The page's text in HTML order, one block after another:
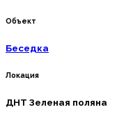
Объект
Беседка
Локация
ДНТ Зеленая поляна